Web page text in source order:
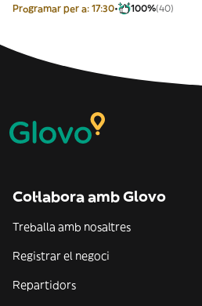
Programar per a: 17:30 100%(40)
Col·labora amb Glovo
Treballa amb nosaltres
Registrar el negoci
Repartidors